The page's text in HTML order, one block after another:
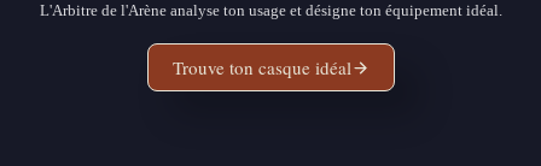
L'Arbitre de l'Arène analyse ton usage et désigne ton équipement idéal.
Trouve ton casque idéal